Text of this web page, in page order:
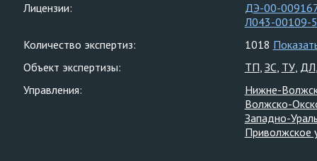
Лицензии:
ДЭ-00-
Л043-00109-
Количество экспертиз:
1018
Объект экспертизы:
ТП ЗС ТУ ДЛ
Управления:
Нижне-
Волжско-
Западно-
Приволжское